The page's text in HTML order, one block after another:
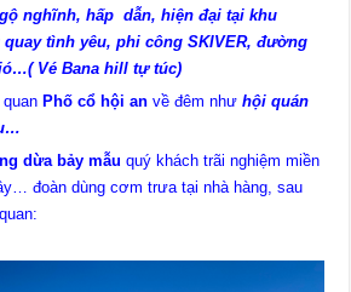
nghĩnh, hấp dẫn, hiện đại tại khu
quay tình yêu, phi công SKIVER, đường
( Vé Bana hill tự túc)
Phố cổ hội anvề đêm nhưhội quán
dừa bảy mẫuquý khách trãi nghiệm miền
đoàn dùng cơm trưa tại nhà hàng, sau